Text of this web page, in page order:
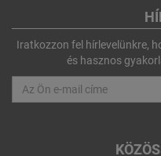
Iratkozzon fel hírlevelünkre,
és hasznos